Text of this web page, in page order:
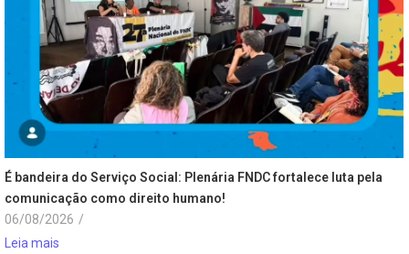
É bandeira do Serviço Social: Plenária FNDC fortalece luta pela
comunicação como direito humano!
06/08/2026 /
Leia mais